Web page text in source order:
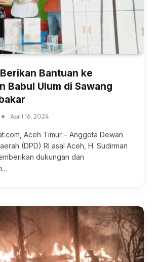
Bantuan ke
Babul Ulum di Sawang
April 16, 2024
Aceh Timur – Anggota Dewan
(DPD) RI asal Aceh, H. Sudirman
dukungan dan